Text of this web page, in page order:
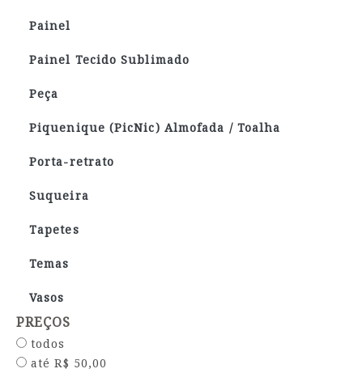
Painel
Painel Tecido Sublimado
Peça
Piquenique (PicNic) Almofada / Toalha
Porta-retrato
Suqueira
Tapetes
Temas
Vasos
PREÇOS
todos
até R$ 50,00